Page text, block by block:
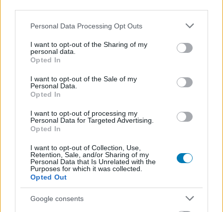
Please note that this website/app uses one or more Google
not limited to your visit or usage behaviour. You may click to
grant or deny consent to Google and its third-party tags to
use your data for below specified purposes in below Google
consent section.
Personal Data Processing Opt Outs
I want to opt-out of the Sharing of my
personal data.
Opted In
I want to opt-out of the Sale of my
Personal Data.
Opted In
I want to opt-out of processing my
Personal Data for Targeted Advertising.
Opted In
I want to opt-out of Collection, Use,
Retention, Sale, and/or Sharing of my
Personal Data that Is Unrelated with the
Purposes for which it was collected.
Opted Out
Google consents
végre kerek egésszé formálja az alapjáték és a
Vessel of Hatred történetét
a paladin visszatérése jól működik, a warlock
remek új kaszt
a Horadric Cube új értelmet ad a lootolásnak és
az endgame War Plans rendszere sokkal